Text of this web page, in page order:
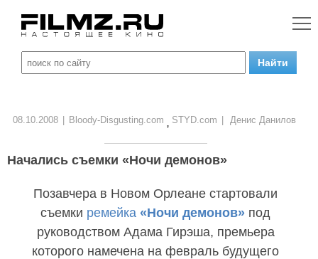
08.10.2008 Bloody-Disgusting.com , STYD.com Денис Данилов
Начались съемки «Ночи демонов»
Позавчера в Новом Орлеане стартовали
съемки ремейка «Ночи демонов» под
руководством Адама Гирэша, премьера
которого намечена на февраль будущего